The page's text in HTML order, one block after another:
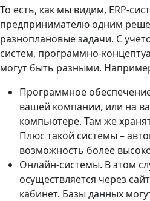
То есть, как мы видим, ERP-
предпринимателю одним
разноплановые задачи. С
систем, программно-
могут быть разными.
Программное
вашей компании, или на
компьютере. Там же
Плюс такой системы –
возможность более
Онлайн-системы. В этом
осуществляется через
кабинет. Базы данных